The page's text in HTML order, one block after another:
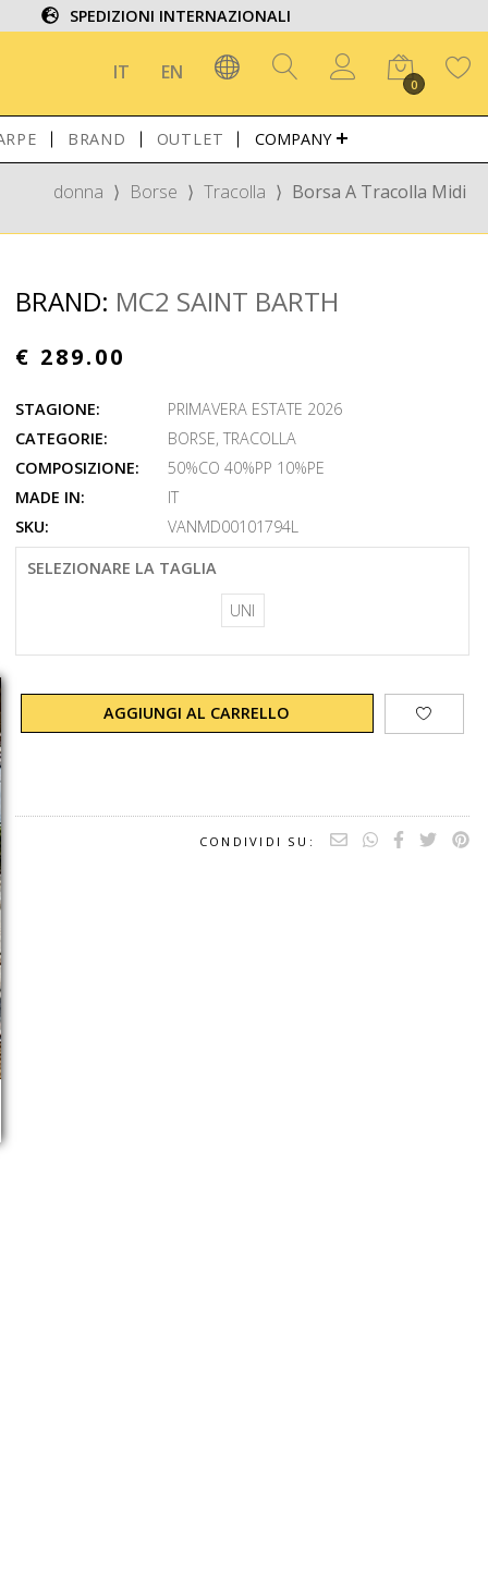
SPEDIZIONI INTERNAZIONALI
IT EN
0
BRAND OUTLET COMPANY
donna ⟩ Borse ⟩ Tracolla ⟩ Borsa A Tracolla Midi
BRAND: MC2 SAINT BARTH
€ 289.00
STAGIONE:
PRIMAVERA ESTATE 2026
CATEGORIE:
BORSE,TRACOLLA
COMPOSIZIONE:
50%CO 40%PP 10%PE
MADE IN:
IT
SKU:
VANMD00101794L
SELEZIONARE LA TAGLIA
UNI
AGGIUNGI AL CARRELLO
CONDIVIDI SU: